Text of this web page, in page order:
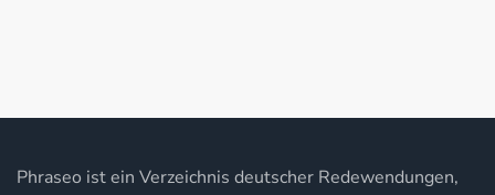
Phraseo ist ein Verzeichnis deutscher Redewendungen,